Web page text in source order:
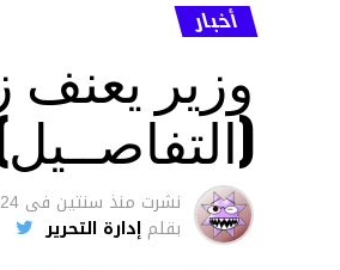
أخبار
وزير
نشرت منذ سنتين فى
بقلم إدارة التحرير